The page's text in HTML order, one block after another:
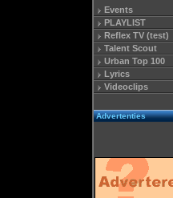
Events
PLAYLIST
Reflex TV (test)
Talent Scout
Urban Top 100
Lyrics
Videoclips
Advertenties